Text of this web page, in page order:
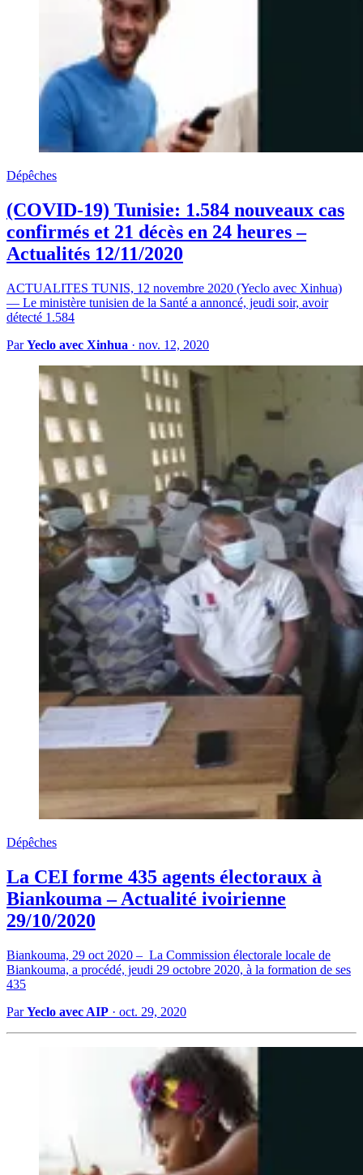
Dépêches
(COVID-19) Tunisie: 1.584 nouveaux cas
confirmés et 21 décès en 24 heures –
Actualités 12/11/2020
ACTUALITES TUNIS, 12 novembre 2020 (Yeclo avec Xinhua)
— Le ministère tunisien de la Santé a annoncé, jeudi soir, avoir
détecté 1.584
ParYeclo avec Xinhua · nov. 12, 2020
Dépêches
La CEI forme 435 agents électoraux à
Biankouma – Actualité ivoirienne
29/10/2020
Biankouma, 29 oct 2020 – La Commission électorale locale de
Biankouma, a procédé, jeudi 29 octobre 2020, à la formation de ses
435
ParYeclo avec AIP · oct. 29, 2020